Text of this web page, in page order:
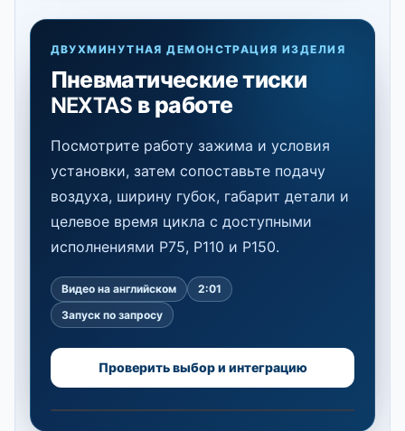
ДВУХМИНУТНАЯ ДЕМОНСТРАЦИЯ ИЗДЕЛИЯ
Пневматические тиски
NEXTAS в работе
Посмотрите работу зажима и условия
установки, затем сопоставьте подачу
воздуха, ширину губок, габарит детали и
целевое время цикла с доступными
исполнениями P75, P110 и P150.
Видео на английском
2:01
Запуск по запросу
Проверить выбор и интеграцию
Смотреть демонстрацию 2:01
Демонстрация пневматических тисков